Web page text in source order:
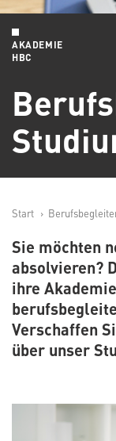
AKADEMIE
HBC
Start
Sie möchten
absolvieren?
ihre
Verschaffen
über unser